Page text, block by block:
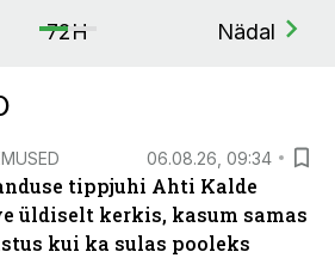
72H Nädal
06.08.26, 09:34
tippjuhi Ahti Kalde
üldiselt kerkis, kasum samas
kui ka sulas pooleks